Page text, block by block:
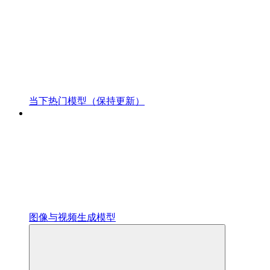
当下热门模型（保持更新）
图像与视频生成模型